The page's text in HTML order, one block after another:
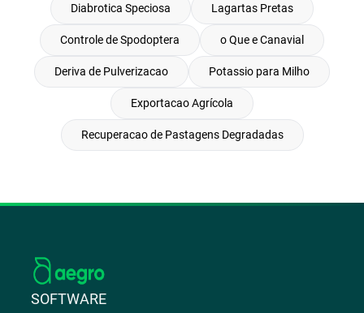
Diabrotica Speciosa Lagartas Pretas
Controle de Spodoptera o Que e Canavial
Deriva de Pulverizacao Potassio para Milho
Exportacao Agrícola
Recuperacao de Pastagens Degradadas
SOFTWARE